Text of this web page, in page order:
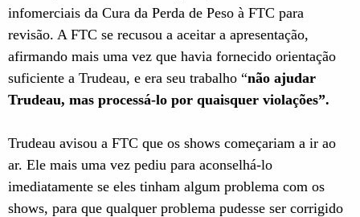
infomerciais da Cura da Perda de Peso à FTC para
revisão. A FTC se recusou a aceitar a apresentação,
afirmando mais uma vez que havia fornecido orientação
suficiente a Trudeau, e era seu trabalho “não ajudar
Trudeau, mas processá-lo por quaisquer violações”.
Trudeau avisou a FTC que os shows começariam a ir ao
ar. Ele mais uma vez pediu para aconselhá-lo
imediatamente se eles tinham algum problema com os
shows, para que qualquer problema pudesse ser corrigido